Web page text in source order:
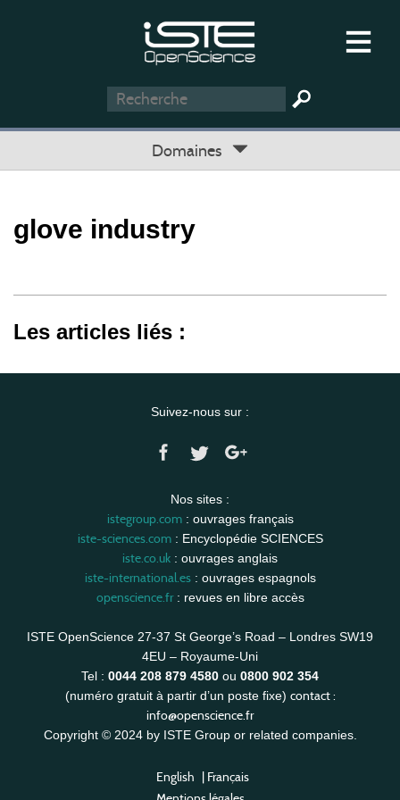
Domaines
glove industry
Les articles liés :
Suivez-nous sur :
Nos sites :
istegroup.com: ouvrages français
iste-sciences.com: Encyclopédie SCIENCES
iste.co.uk : ouvrages anglais
iste-international.es: ouvrages espagnols
openscience.fr: revues en libre accès
ISTE OpenScience 27-37 St George’s Road – Londres SW19
4EU – Royaume-Uni
Tel : 0044 208 879 4580 ou 0800 902 354
(numéro gratuit à partir d’un poste fixe) contact :
info@openscience.fr
Copyright © 2024 by ISTE Group or related companies.
English | Français